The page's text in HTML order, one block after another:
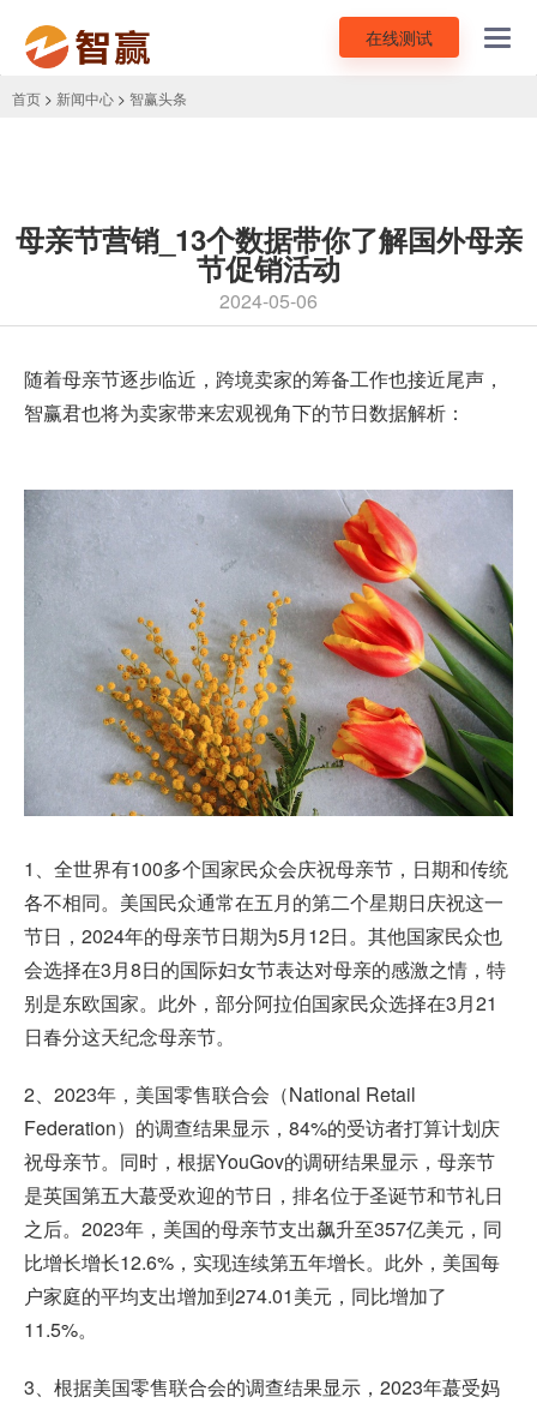
在线测试
首页 > 新闻中心 > 智赢头条
母亲节营销_13个数据带你了解国外母亲
节促销活动
2024-05-06
随着母亲节逐步临近，跨境卖家的筹备工作也接近尾声，
智赢君也将为卖家带来宏观视角下的节日数据解析：
1、全世界有100多个国家民众会庆祝母亲节，日期和传统
各不相同。美国民众通常在五月的第二个星期日庆祝这一
节日，2024年的母亲节日期为5月12日。其他国家民众也
会选择在3月8日的国际妇女节表达对母亲的感激之情，特
别是东欧国家。此外，部分阿拉伯国家民众选择在3月21
日春分这天纪念母亲节。
2、2023年，美国零售联合会（National Retail
Federation）的调查结果显示，84%的受访者打算计划庆
祝母亲节。同时，根据YouGov的调研结果显示，母亲节
是英国第五大蕞受欢迎的节日，排名位于圣诞节和节礼日
之后。2023年，美国的母亲节支出飙升至357亿美元，同
比增长增长12.6%，实现连续第五年增长。此外，美国每
户家庭的平均支出增加到274.01美元，同比增加了
11.5%。
3、根据美国零售联合会的调查结果显示，2023年蕞受妈